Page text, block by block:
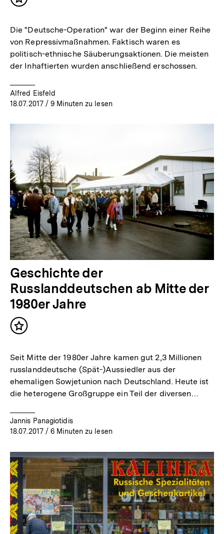
Inhalt
Die "Deutsche-Operation" war der Beginn einer Reihe
von Repressivmaßnahmen. Faktisch waren es
politisch-ethnische Säuberungsaktionen. Die meisten
der Inhaftierten wurden anschließend erschossen.
Alfred Eisfeld
18.07.2017/ 9 Minuten zu lesen
Geschichte der
Russlanddeutschen ab Mitte der
1980er Jahre
Inhalt
Seit Mitte der 1980er Jahre kamen gut 2,3 Millionen
russlanddeutsche (Spät-)Aussiedler aus der
ehemaligen Sowjetunion nach Deutschland. Heute ist
die heterogene Großgruppe ein Teil der diversen…
Jannis Panagiotidis
18.07.2017/ 6 Minuten zu lesen